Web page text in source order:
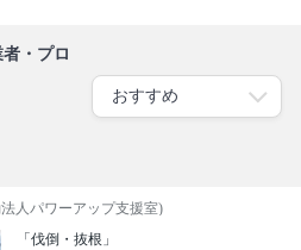
・プロ
人パワーアップ支援室)
「伐倒・抜根」